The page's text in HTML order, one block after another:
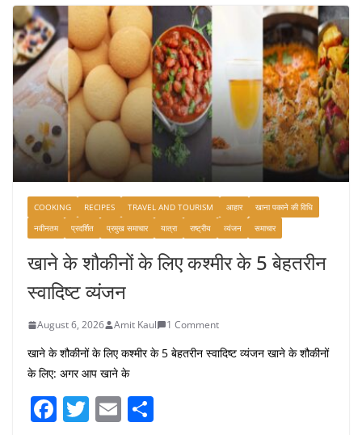
COOKING RECIPES TRAVEL AND TOURISM आहार
खाना पकाने की विधि
नवीनतम
प्रदर्शित प्रमुख समाचार यात्रा राष्ट्रीय व्यंजन समाचार
खाने के शौकीनों के लिए कश्मीर के 5 बेहतरीन
स्वादिष्ट व्यंजन
August 6, 2026 Amit Kaul 1 Comment
खाने के शौकीनों के लिए कश्मीर के 5 बेहतरीन स्वादिष्ट व्यंजन खाने के शौकीनों
के लिए: अगर आप खाने के
F T E